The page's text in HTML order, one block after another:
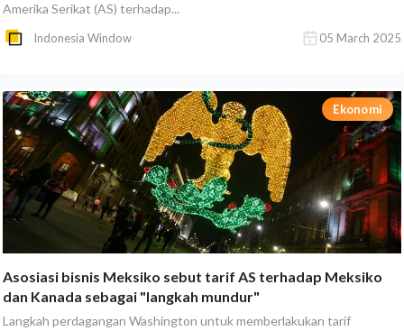
Amerika Serikat (AS) terhadap...
Indonesia Window 05 March 2025
Ekonomi
Asosiasi bisnis Meksiko sebut tarif AS terhadap Meksiko
dan Kanada sebagai "langkah mundur"
Langkah perdagangan Washington untuk memberlakukan tarif